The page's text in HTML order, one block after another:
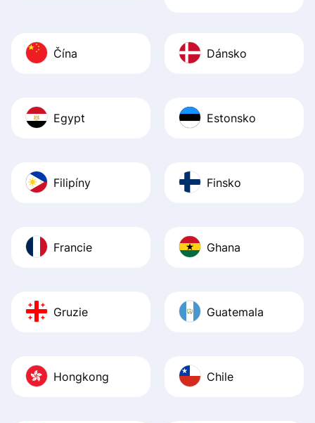
Čína Dánsko
Egypt Estonsko
Filipíny Finsko
Francie Ghana
Gruzie Guatemala
Hongkong Chile